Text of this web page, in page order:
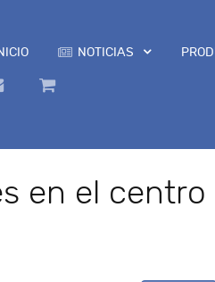
NOTICIAS
en el centro